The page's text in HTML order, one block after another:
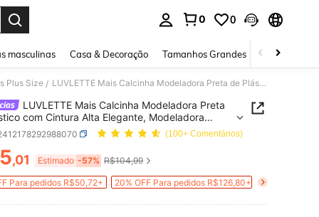
0 0
masculinas Casa & Decoração Tamanhos Grandes Joias e
Plus Size / LUVLETTE Mais Calcinha Modeladora Preta de Plástico com Cintura Alta Elegante, Modeladora Confortável com Controle da Barriga
LUVLETTE Mais Calcinha Modeladora Preta
com Cintura Alta Elegante, Modeladora
com Controle da Barriga
(100+ Comentários)
AND AVAILABILITY
,01 Estimado -57% R$104,99
Para pedidos R$50,72+ 20% OFF Para pedidos R$126,80+